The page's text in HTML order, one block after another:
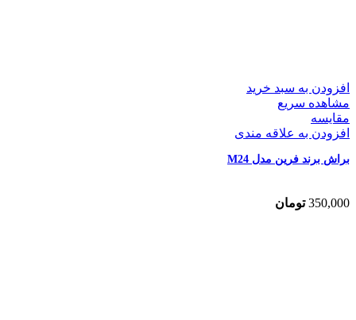
افزودن به سبد خرید
مشاهده سریع
مقایسه
افزودن به علاقه مندی
براش برند فرین مدل M24
350,000 تومان